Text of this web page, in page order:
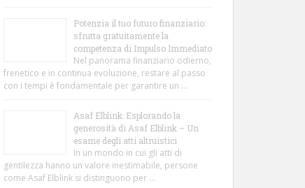
Potenzia il tuo futuro finanziario:
sfrutta gratuitamente la
competenza di Impulso Immediato
Nel panorama finanziario odierno,
frenetico e in continua evoluzione, restare al passo
con i tempi è fondamentale per garantire un …
Asaf Elblink: Esplorando la
generosità di Asaf Elblink – Un
esame degli atti altruistici
In un mondo in cui gli atti di
gentilezza hanno un valore inestimabile, persone
come Asaf Elblink si distinguono per …